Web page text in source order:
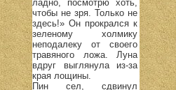
ладно, посмотрю хоть,
чтобы не зря. Только не
здесь!» Он прокрался к
зеленому холмику
неподалеку от своего
травяного ложа. Луна
вдруг выглянула из-за
края лощины.
Пин сел, сдвинул